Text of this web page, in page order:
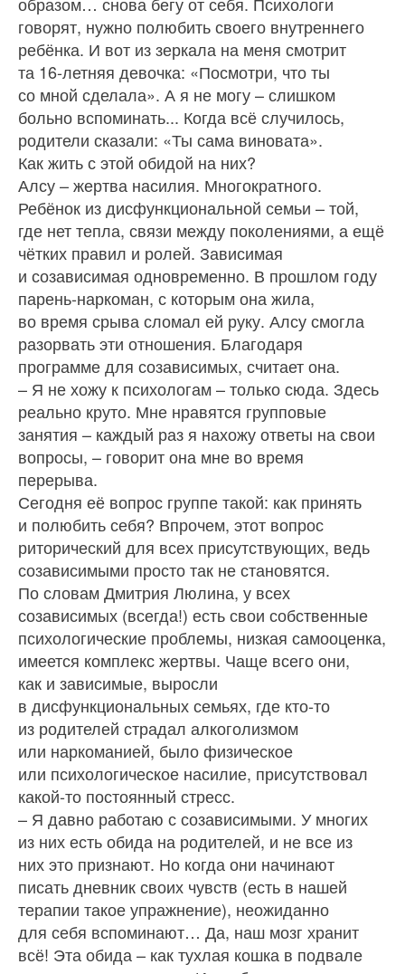
говорят, нужно полюбить своего внутреннего
ребёнка. И вот из зеркала на меня смотрит
та 16-летняя девочка: «Посмотри, что ты
со мной сделала». А я не могу – слишком
больно вспоминать... Когда всё случилось,
родители сказали: «Ты сама виновата».
Как жить с этой обидой на них?
Алсу – жертва насилия. Многократного.
Ребёнок из дисфункциональной семьи – той,
где нет тепла, связи между поколениями, а ещё
чётких правил и ролей. Зависимая
и созависимая одновременно. В прошлом году
парень-наркоман, с которым она жила,
во время срыва сломал ей руку. Алсу смогла
разорвать эти отношения. Благодаря
программе для созависимых, считает она.
– Я не хожу к психологам – только сюда. Здесь
реально круто. Мне нравятся групповые
занятия – каждый раз я нахожу ответы на свои
вопросы, – говорит она мне во время
перерыва.
Сегодня её вопрос группе такой: как принять
и полюбить себя? Впрочем, этот вопрос
риторический для всех присутствующих, ведь
созависимыми просто так не становятся.
По словам Дмитрия Люлина, у всех
созависимых (всегда!) есть свои собственные
психологические проблемы, низкая самооценка,
имеется комплекс жертвы. Чаще всего они,
как и зависимые, выросли
в дисфункциональных семьях, где кто‑то
из родителей страдал алкоголизмом
или наркоманией, было физическое
или психологическое насилие, присутствовал
какой‑то постоянный стресс.
– Я давно работаю с созависимыми. У многих
из них есть обида на родителей, и не все из
них это признают. Но когда они начинают
писать дневник своих чувств (есть в нашей
терапии такое упражнение), неожиданно
для себя вспоминают… Да, наш мозг хранит
всё! Эта обида – как тухлая кошка в подвале